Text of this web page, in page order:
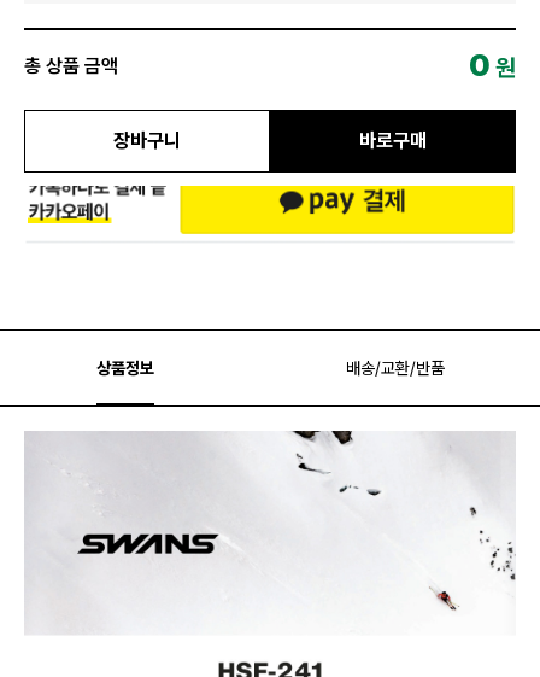
총 상품 금액 0 원
장바구니 바로구매
상품정보 배송/교환/반품